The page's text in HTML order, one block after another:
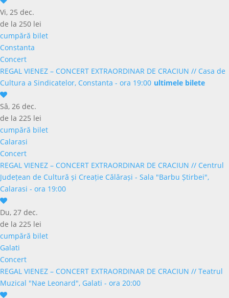
Vi, 25 dec.
de la 250 lei
cumpără bilet
Constanta
Concert
REGAL VIENEZ – CONCERT EXTRAORDINAR DE CRACIUN // Casa de
Cultura a Sindicatelor, Constanta - ora 19:00 ultimele bilete
Sâ, 26 dec.
de la 225 lei
cumpără bilet
Calarasi
Concert
REGAL VIENEZ – CONCERT EXTRAORDINAR DE CRACIUN // Centrul
Județean de Cultură și Creație Călărași - Sala "Barbu Știrbei",
Calarasi - ora 19:00
Du, 27 dec.
de la 225 lei
cumpără bilet
Galati
Concert
REGAL VIENEZ – CONCERT EXTRAORDINAR DE CRACIUN // Teatrul
Muzical "Nae Leonard", Galati - ora 20:00